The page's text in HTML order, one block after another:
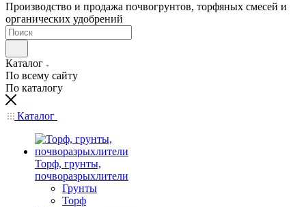
Производство и продажа почвогрунтов, торфяных смесей и
органических удобрений
Каталог
По всему сайту
По каталогу
Каталог
Торф, грунты,
почворазрыхлители
Грунты
Торф